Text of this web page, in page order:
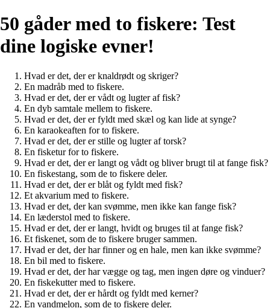
50 gåder med to fiskere: Test
dine logiske evner!
Hvad er det, der er knaldrødt og skriger?
En madråb med to fiskere.
Hvad er det, der er vådt og lugter af fisk?
En dyb samtale mellem to fiskere.
Hvad er det, der er fyldt med skæl og kan lide at synge?
En karaokeaften for to fiskere.
Hvad er det, der er stille og lugter af torsk?
En fisketur for to fiskere.
Hvad er det, der er langt og vådt og bliver brugt til at fange fisk?
En fiskestang, som de to fiskere deler.
Hvad er det, der er blåt og fyldt med fisk?
Et akvarium med to fiskere.
Hvad er det, der kan svømme, men ikke kan fange fisk?
En læderstol med to fiskere.
Hvad er det, der er langt, hvidt og bruges til at fange fisk?
Et fiskenet, som de to fiskere bruger sammen.
Hvad er det, der har finner og en hale, men kan ikke svømme?
En bil med to fiskere.
Hvad er det, der har vægge og tag, men ingen døre og vinduer?
En fiskekutter med to fiskere.
Hvad er det, der er hårdt og fyldt med kerner?
En vandmelon, som de to fiskere deler.